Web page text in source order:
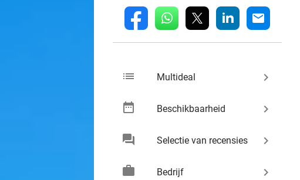
fb whatsapp linkedin mail
list Multideal keyboard_arrow_right
date_range Beschikbaarheid keyboard_arrow_right
chat Selectie van recensies keyboard_arrow_right
work Bedrijf keyboard_arrow_right